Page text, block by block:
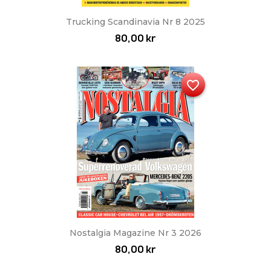
Trucking Scandinavia Nr 8 2025
80,00 kr
Nostalgia Magazine Nr 3 2026
80,00 kr
favorite_border